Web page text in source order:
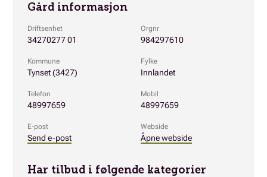
Gård informasjon
Driftsenhet
34270277 01
Orgnr
984297610
Kommune
Tynset (3427)
Fylke
Innlandet
Telefon
48997659
Mobil
48997659
E-post
Send e-post
Webside
Åpne webside
Har tilbud i følgende kategorier